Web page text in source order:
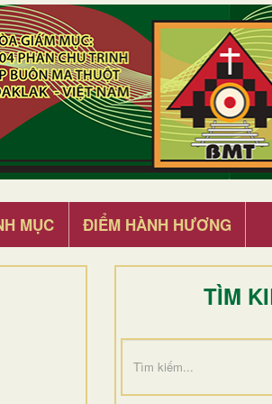
MỤC ĐIỂM HÀNH HƯƠNG
TÌM